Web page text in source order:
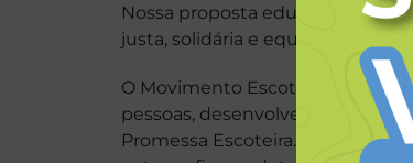
Nossa proposta educativa
justa, solidária e equitativa.
O Movimento Escoteiro
pessoas, desenvolvendo-se
Promessa Escoteira.